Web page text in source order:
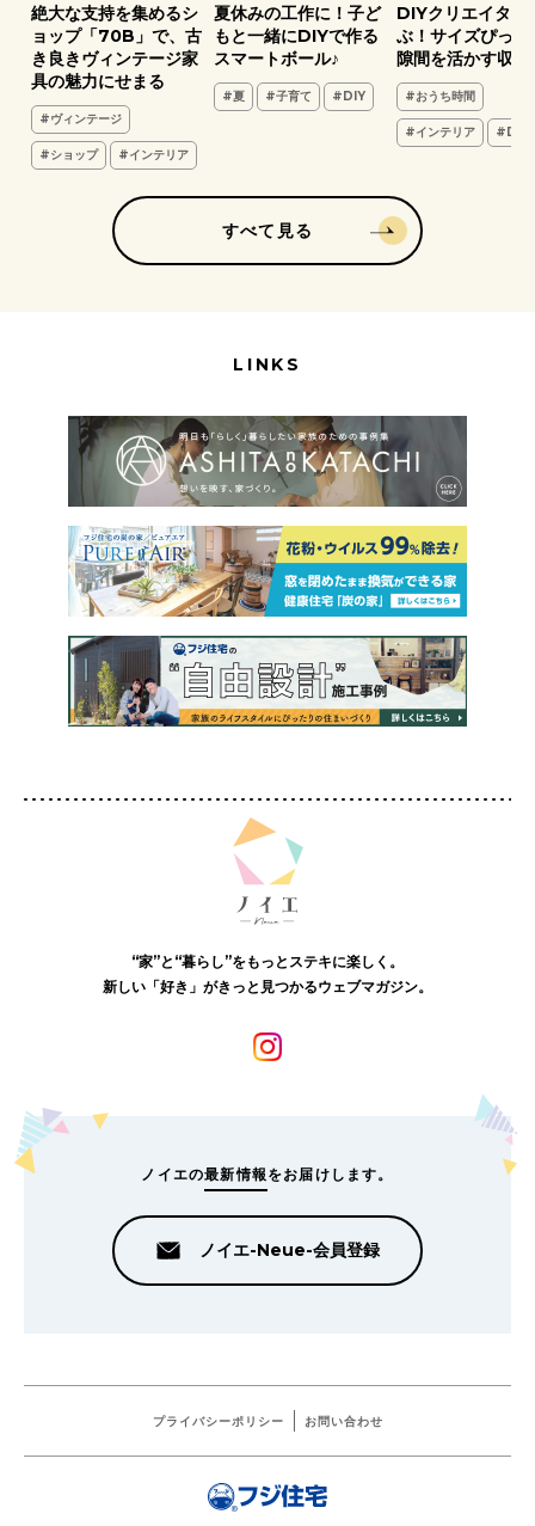
絶大な支持を集めるシ
ョップ「70B」で、古
き良きヴィンテージ家
具の魅力にせまる
#ヴィンテージ
#ショップ #インテリア
夏休みの工作に！子ど
もと一緒にDIYで作る
スマートボール♪
#夏 #子育て #DIY
DIYクリエイター
ぶ！サイズぴった
隙間を活かす収納
#おうち時間
#インテリア #DIY
すべて見る
LINKS
“家”と“暮らし”をもっとステキに楽しく。
新しい「好き」がきっと見つかるウェブマガジン。
ノイエの最新情報 をお届けします。
ノイエ-Neue-会員登録
プライバシーポリシー お問い合わせ